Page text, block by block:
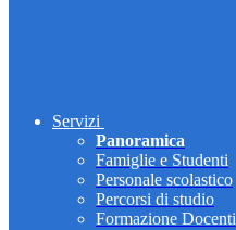
Servizi
Panoramica
Famiglie e Studenti
Personale scolastico
Percorsi di studio
Formazione Docenti